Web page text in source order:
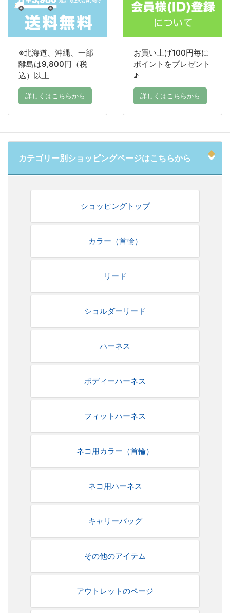
※北海道、沖縄、一部
離島は9,800円（税
込）以上
詳しくはこちらから
お買い上げ100円毎に
ポイントをプレゼント
♪
詳しくはこちらから
カテゴリー別ショッピングページはこちらから
ショッピングトップ
カラー（首輪）
リード
ショルダーリード
ハーネス
ボディーハーネス
フィットハーネス
ネコ用カラー（首輪）
ネコ用ハーネス
キャリーバッグ
その他のアイテム
アウトレットのページ